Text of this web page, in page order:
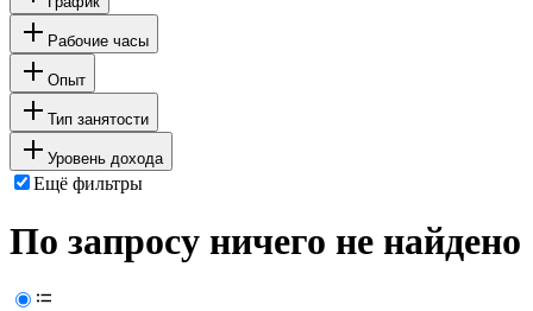
Рабочие часы
Опыт
Тип занятости
Уровень дохода
Ещё фильтры
По запросу ничего не найдено